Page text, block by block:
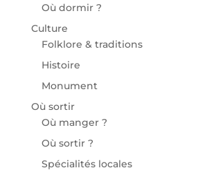
Où dormir ?
Culture
Folklore & traditions
Histoire
Monument
Où sortir
Où manger ?
Où sortir ?
Spécialités locales